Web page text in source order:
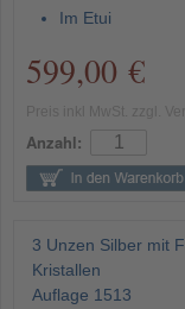
Im Etui
599,00 €
Anzahl:
3 Unzen Silber mit
Kristallen
Auflage 1513